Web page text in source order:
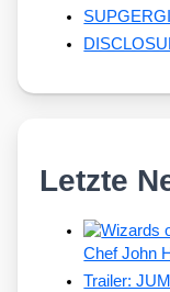
Letzte
Chef John
Trailer: